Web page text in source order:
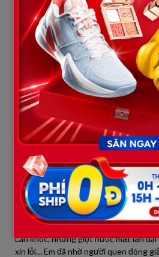
con đi học, có những tấm cắt từ báo
“Tại sao?” Nam hỏi, giọng anh run rẩy.
Lan mở mắt, thấy Nam, cô không còn
thều thào: “Anh tìm đến đây làm gì… tôi
You may also like
“Cô nói đi! Mười năm trước là thế
tôi để rồi bây giờ sống như một con ma
trong đau đớn.
Lúc này, một người phụ nữ hàng xóm
Nam thì thở dài: “Chú là chồng cô ấy
bị ung thư máu giai đoạn cuối mười
nói cô ấy chỉ sống được vài năm nữa,
Cô ấy bảo, nếu cô ấy chết trong căn
nợ để cứu cô ấy, rồi con nhỏ sẽ mồ côi
ngã. Cô ấy thà để chú hận cô ấy mà
cùng đường vì một người đàn bà sắp
Nam chết lặng. Thế giới quanh anh
“Lan… có thật không?” Nam quỳ thụp
Lan khóc, những giọt nước mắt lăn dài
xin lỗi… Em đã nhờ người quen đóng